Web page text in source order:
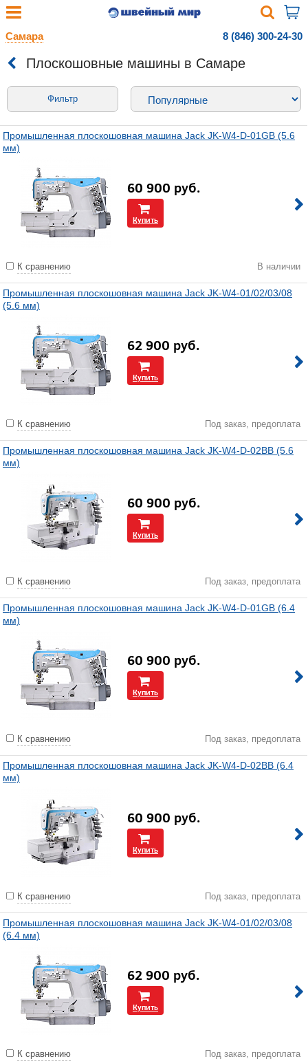
Самара 8 (846) 300-24-30
Плоскошовные машины в Самаре
Фильтр
Промышленная плоскошовная машина Jack JK-W4-D-01GB (5.6
мм)
60 900 руб.
Купить
К сравнению В наличии
Промышленная плоскошовная машина Jack JK-W4-01/02/03/08
(5.6 мм)
62 900 руб.
Купить
К сравнению Под заказ, предоплата
Промышленная плоскошовная машина Jack JK-W4-D-02BB (5.6
мм)
60 900 руб.
Купить
К сравнению Под заказ, предоплата
Промышленная плоскошовная машина Jack JK-W4-D-01GB (6.4
мм)
60 900 руб.
Купить
К сравнению Под заказ, предоплата
Промышленная плоскошовная машина Jack JK-W4-D-02BB (6.4
мм)
60 900 руб.
Купить
К сравнению Под заказ, предоплата
Промышленная плоскошовная машина Jack JK-W4-01/02/03/08
(6.4 мм)
62 900 руб.
Купить
К сравнению Под заказ, предоплата